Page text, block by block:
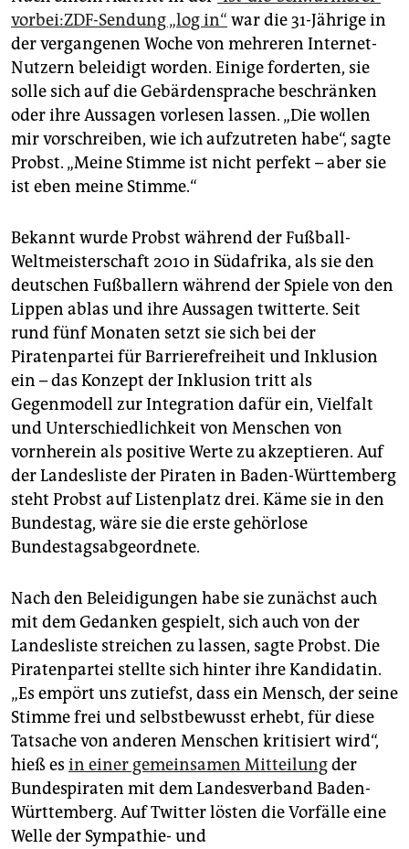
vorbei:ZDF-Sendung „log in“ war die 31-Jährige in
der vergangenen Woche von mehreren Internet-
Nutzern beleidigt worden. Einige forderten, sie
solle sich auf die Gebärdensprache beschränken
oder ihre Aussagen vorlesen lassen. „Die wollen
mir vorschreiben, wie ich aufzutreten habe“, sagte
Probst. „Meine Stimme ist nicht perfekt – aber sie
ist eben meine Stimme.“
Bekannt wurde Probst während der Fußball-
Weltmeisterschaft 2010 in Südafrika, als sie den
deutschen Fußballern während der Spiele von den
Lippen ablas und ihre Aussagen twitterte. Seit
rund fünf Monaten setzt sie sich bei der
Piratenpartei für Barrierefreiheit und Inklusion
ein – das Konzept der Inklusion tritt als
Gegenmodell zur Integration dafür ein, Vielfalt
und Unterschiedlichkeit von Menschen von
vornherein als positive Werte zu akzeptieren. Auf
der Landesliste der Piraten in Baden-Württemberg
steht Probst auf Listenplatz drei. Käme sie in den
Bundestag, wäre sie die erste gehörlose
Bundestagsabgeordnete.
Nach den Beleidigungen habe sie zunächst auch
mit dem Gedanken gespielt, sich auch von der
Landesliste streichen zu lassen, sagte Probst. Die
Piratenpartei stellte sich hinter ihre Kandidatin.
„Es empört uns zutiefst, dass ein Mensch, der seine
Stimme frei und selbstbewusst erhebt, für diese
Tatsache von anderen Menschen kritisiert wird“,
hieß es in einer gemeinsamen Mitteilungder
Bundespiraten mit dem Landesverband Baden-
Württemberg. Auf Twitter lösten die Vorfälle eine
Welle der Sympathie- und